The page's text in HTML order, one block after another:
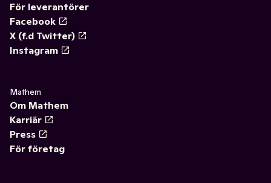
För leverantörer
Facebook
X (f.d Twitter)
Instagram
Mathem
Om Mathem
Karriär
Press
För företag